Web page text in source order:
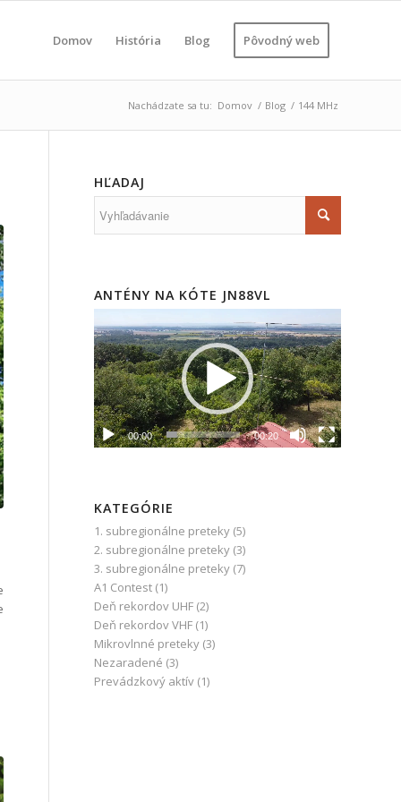
Domov História Blog Pôvodný web
Nachádzate sa tu: Domov / Blog / 144 MHz
HĽADAJ
ANTÉNY NA KÓTE JN88VL
00:00 00:20
KATEGÓRIE
1. subregionálne preteky (5)
2. subregionálne preteky (3)
3. subregionálne preteky (7)
A1 Contest (1)
Deň rekordov UHF (2)
Deň rekordov VHF (1)
Mikrovlnné preteky (3)
Nezaradené (3)
Prevádzkový aktív (1)